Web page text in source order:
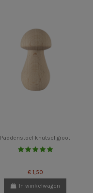
Paddenstoel knutsel groot
€ 1,50
In winkelwagen